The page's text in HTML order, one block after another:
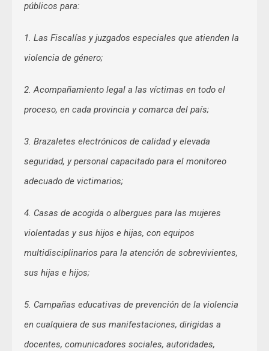
públicos para:
1. Las Fiscalías y juzgados especiales que atienden la
violencia de género;
2. Acompañamiento legal a las víctimas en todo el
proceso, en cada provincia y comarca del país;
3. Brazaletes electrónicos de calidad y elevada
seguridad, y personal capacitado para el monitoreo
adecuado de victimarios;
4. Casas de acogida o albergues para las mujeres
violentadas y sus hijos e hijas, con equipos
multidisciplinarios para la atención de sobrevivientes,
sus hijas e hijos;
5. Campañas educativas de prevención de la violencia
en cualquiera de sus manifestaciones, dirigidas a
docentes, comunicadores sociales, autoridades,